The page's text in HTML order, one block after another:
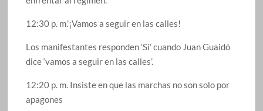
12:30 p. m.’¡Vamos a seguir en las calles!
Los manifestantes responden ‘Sí’ cuando Juan Guaidó
dice ‘vamos a seguir en las calles’.
12:20 p. m. Insiste en que las marchas no son solo por
apagones